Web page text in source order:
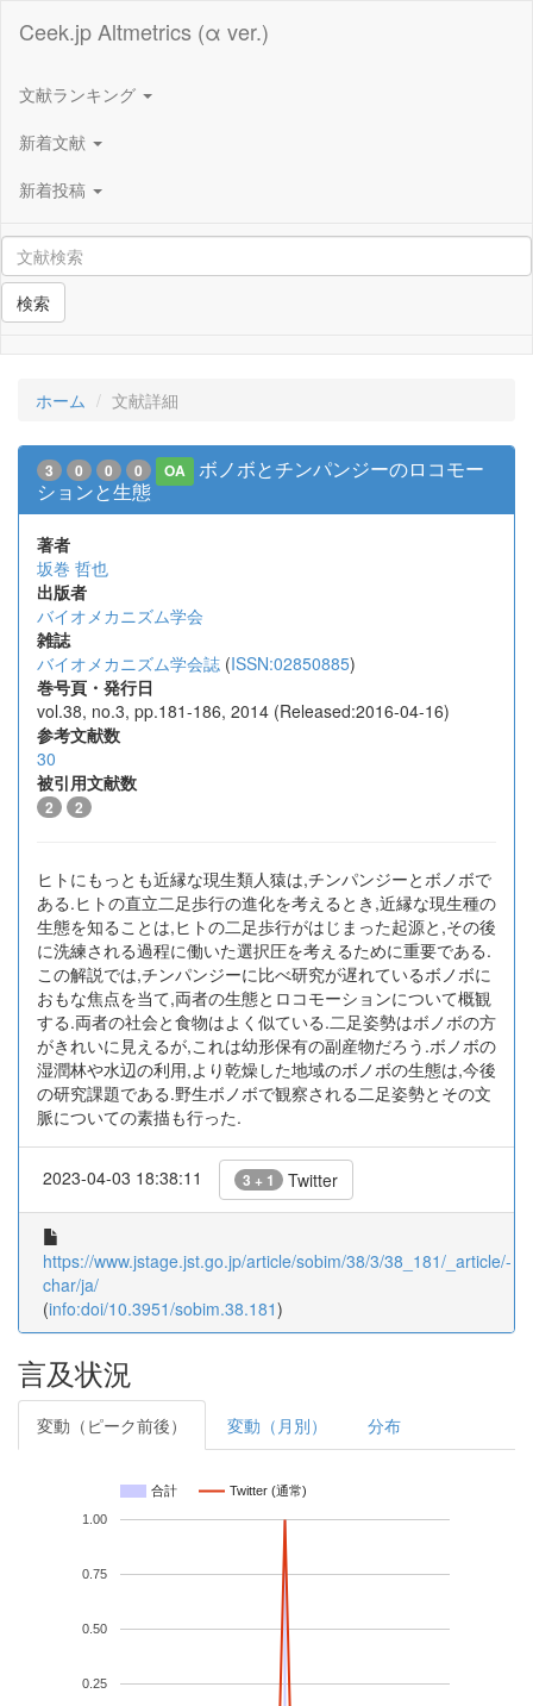
Ceek.jp Altmetrics (α ver.)
文献ランキング
新着文献
新着投稿
検索
ホーム 文献詳細
3 0 0 0 OA
ボノボとチンパンジーのロコモー
ションと生態
著者
坂巻 哲也
出版者
バイオメカニズム学会
雑誌
バイオメカニズム学会誌 (ISSN:02850885)
巻号頁・発行日
vol.38, no.3, pp.181-186, 2014 (Released:2016-04-16)
参考文献数
30
被引用文献数
2 2
ヒトにもっとも近縁な現生類人猿は,チンパンジーとボノボで
ある.ヒトの直立二足歩行の進化を考えるとき,近縁な現生種の
生態を知ることは,ヒトの二足歩行がはじまった起源と,その後
に洗練される過程に働いた選択圧を考えるために重要である.
この解説では,チンパンジーに比べ研究が遅れているボノボに
おもな焦点を当て,両者の生態とロコモーションについて概観
する.両者の社会と食物はよく似ている.二足姿勢はボノボの方
がきれいに見えるが,これは幼形保有の副産物だろう.ボノボの
湿潤林や水辺の利用,より乾燥した地域のボノボの生態は,今後
の研究課題である.野生ボノボで観察される二足姿勢とその文
脈についての素描も行った.
2023-04-03 18:38:11 3 + 1 Twitter
https://www.jstage.jst.go.jp/article/sobim/38/3/38_181/_article/-
char/ja/
(info:doi/10.3951/sobim.38.181)
言及状況
変動（ピーク前後） 変動（月別） 分布
合計 Twitter (通常)
0.25
0.50
0.75
1.00